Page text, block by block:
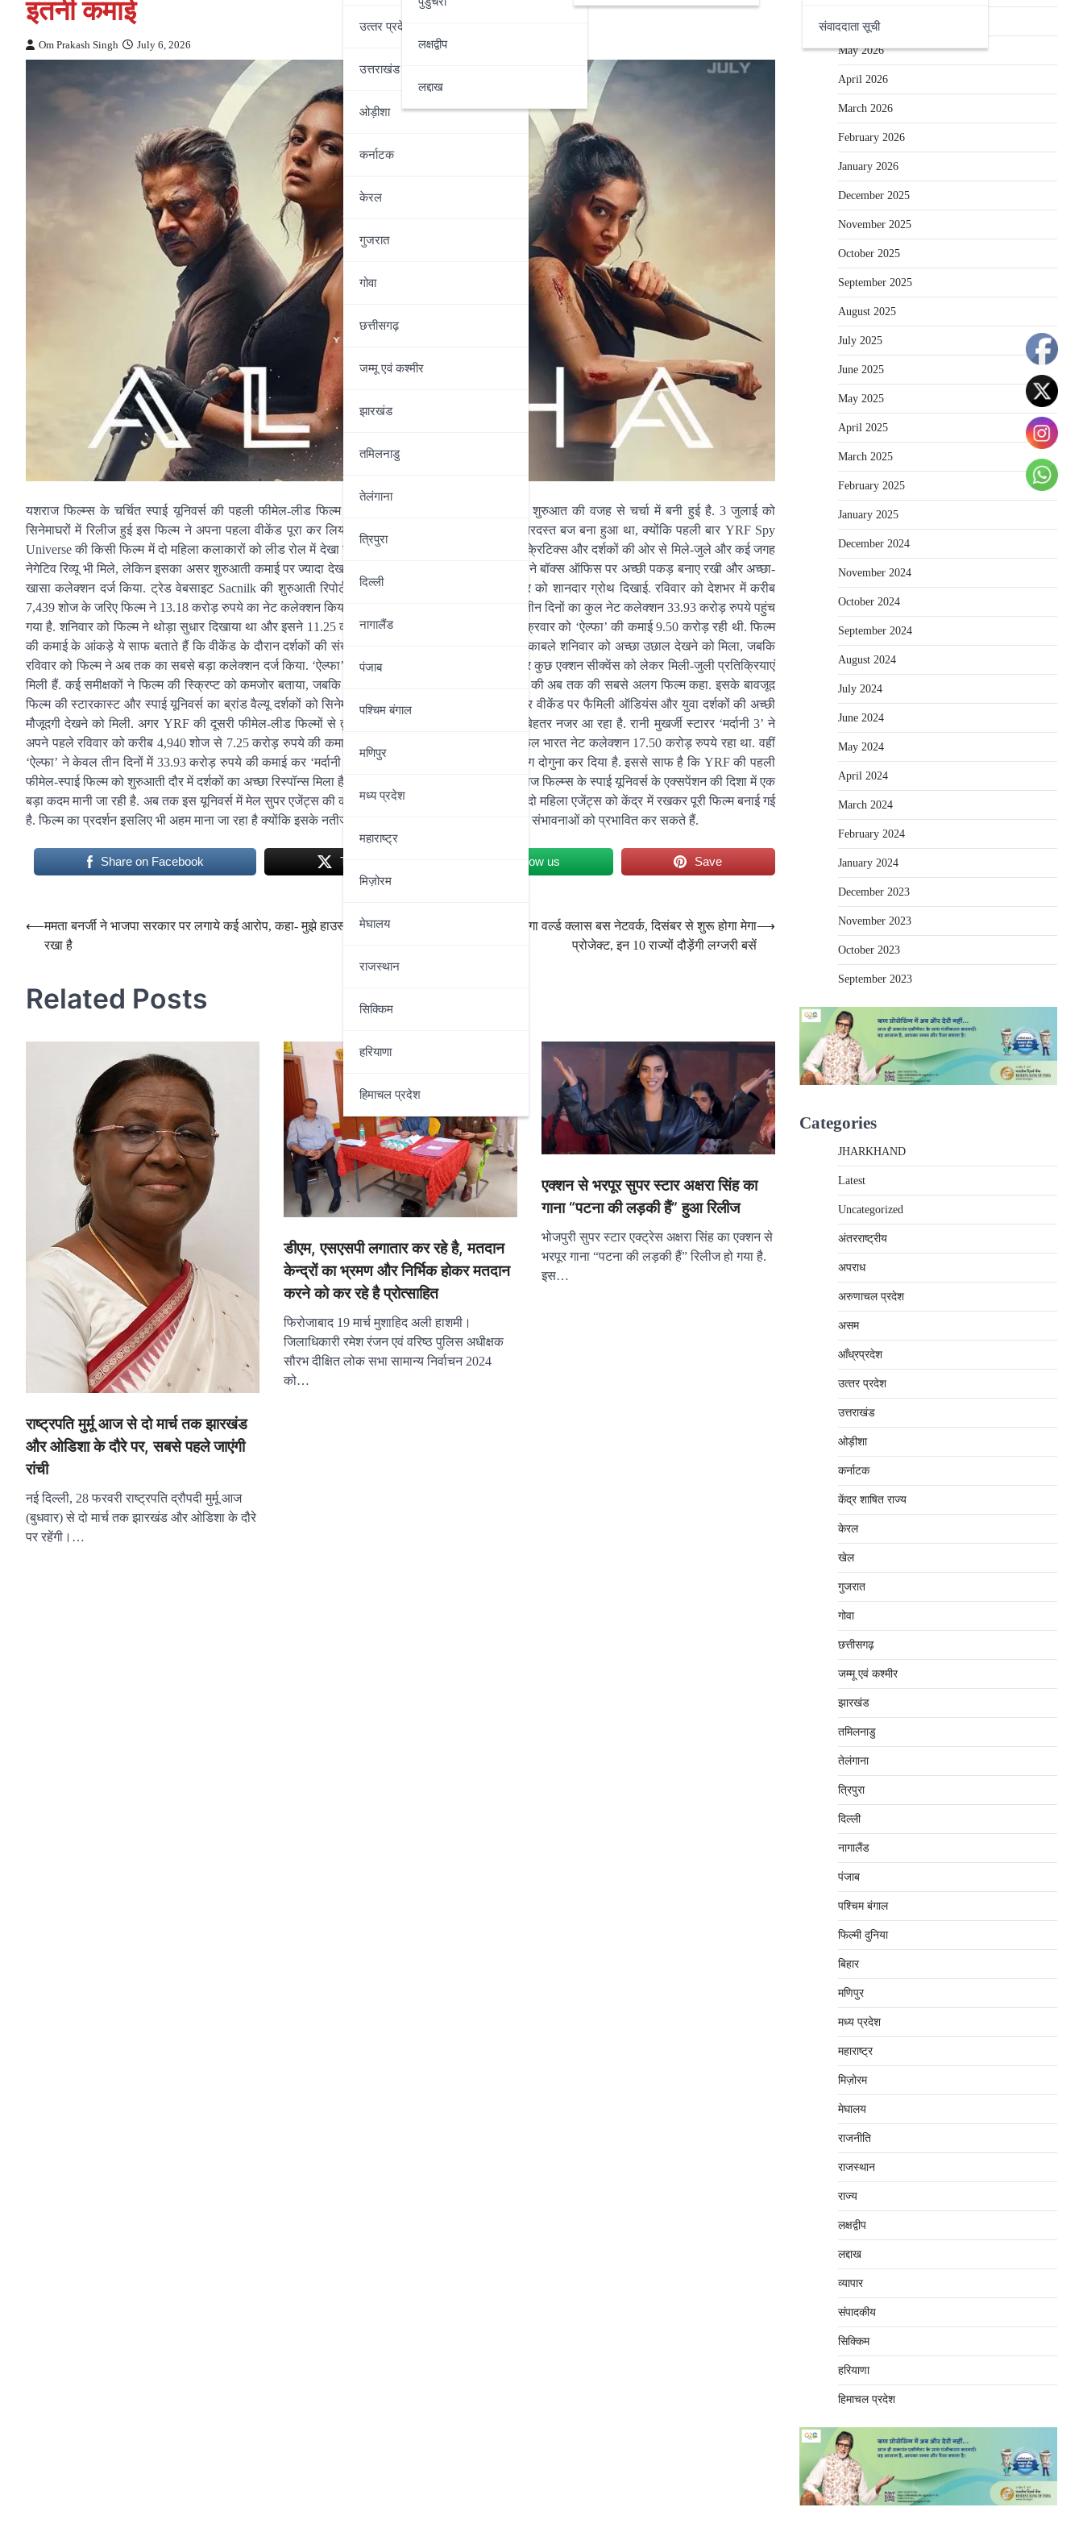
उत्‍तर प्रदेश
उत्तराखंड
ओड़ीशा
कर्नाटक
केरल
गुजरात
गोवा
छत्तीसगढ़
जम्‍मू एवं कश्‍मीर
झारखंड
तमिलनाडु
तेलंगाना
त्रिपुरा
दिल्‍ली
नागालैंड
पंजाब
पश्चिम बंगाल
मणिपुर
मध्‍य प्रदेश
महाराष्‍ट्र
मिज़ोरम
मेघालय
राजस्थान
सिक्किम
हरियाणा
हिमाचल प्रदेश
लक्षद्वीप
लद्दाख
संवाददाता सूची
इतनी कमाई
Om Prakash Singh July 6, 2026
यशराज फिल्म्स के चर्चित स्पाई यूनिवर्स की पहली फीमेल-लीड फिल्म ‘ऐल्फा’ बॉक्स ऑफिस पर अपनी मजबूत शुरुआत की वजह से चर्चा में बनी हुई है. 3 जुलाई को
सिनेमाघरों में रिलीज हुई इस फिल्म ने अपना पहला वीकेंड पूरा कर लिया है. रिलीज से पहले फिल्म को लेकर जबरदस्त बज बना हुआ था, क्योंकि पहली बार YRF Spy
Universe की किसी फिल्म में दो महिला कलाकारों को लीड रोल में देखा गया है. हालांकि रिलीज के बाद फिल्म को क्रिटिक्स और दर्शकों की ओर से मिले-जुले और कई जगह
नेगेटिव रिव्यू भी मिले, लेकिन इसका असर शुरुआती कमाई पर ज्यादा देखने को नहीं मिला. पहले तीन दिनों में फिल्म ने बॉक्स ऑफिस पर अच्छी पकड़ बनाए रखी और अच्छा-
खासा कलेक्शन दर्ज किया. ट्रेड वेबसाइट Sacnilk की शुरुआती रिपोर्ट के अनुसार, फिल्म ने अपने पहले रविवार को शानदार ग्रोथ दिखाई. रविवार को देशभर में करीब
7,439 शोज के जरिए फिल्म ने 13.18 करोड़ रुपये का नेट कलेक्शन किया. इसके साथ ही फिल्म का भारत में पहले तीन दिनों का कुल नेट कलेक्शन 33.93 करोड़ रुपये पहुंच
गया है. शनिवार को फिल्म ने थोड़ा सुधार दिखाया था और इसने 11.25 करोड़ कमाए थे, जबकि पहले दिन यानी शुक्रवार को ‘ऐल्फा’ की कमाई 9.50 करोड़ रही थी. फिल्म
की कमाई के आंकड़े ये साफ बताते हैं कि वीकेंड के दौरान दर्शकों की संख्या में लगातार बढ़ोतरी हुई. शुक्रवार के मुकाबले शनिवार को अच्छा उछाल देखने को मिला, जबकि
रविवार को फिल्म ने अब तक का सबसे बड़ा कलेक्शन दर्ज किया. ‘ऐल्फा’ को रिलीज के बाद कहानी, स्क्रीनप्ले और कुछ एक्शन सीक्वेंस को लेकर मिली-जुली प्रतिक्रियाएं
मिली हैं. कई समीक्षकों ने फिल्म की स्क्रिप्ट को कमजोर बताया, जबकि कुछ दर्शकों ने इसे YRF Spy Universe की अब तक की सबसे अलग फिल्म कहा. इसके बावजूद
फिल्म की स्टारकास्ट और स्पाई यूनिवर्स का ब्रांड वैल्यू दर्शकों को सिनेमाघरों तक खींचने में कामयाब रहा. खासकर वीकेंड पर फैमिली ऑडियंस और युवा दर्शकों की अच्छी
मौजूदगी देखने को मिली. अगर YRF की दूसरी फीमेल-लीड फिल्मों से तुलना करें तो ‘ऐल्फा’ का प्रदर्शन काफी बेहतर नजर आ रहा है. रानी मुखर्जी स्टारर ‘मर्दानी 3’ ने
अपने पहले रविवार को करीब 4,940 शोज से 7.25 करोड़ रुपये की कमाई की थी. फिल्म का पहले तीन दिनों का कुल भारत नेट कलेक्शन 17.50 करोड़ रुपये रहा था. वहीं
‘ऐल्फा’ ने केवल तीन दिनों में 33.93 करोड़ रुपये की कमाई कर ‘मर्दानी 3’ के शुरुआती वीकेंड कलेक्शन को लगभग दोगुना कर दिया है. इससे साफ है कि YRF की पहली
फीमेल-स्पाई फिल्म को शुरुआती दौर में दर्शकों का अच्छा रिस्पॉन्स मिला है. ‘ऐल्फा’ सिर्फ एक फिल्म नहीं बल्कि यशराज फिल्म्स के स्पाई यूनिवर्स के एक्सपेंशन की दिशा में एक
बड़ा कदम मानी जा रही है. अब तक इस यूनिवर्स में मेल सुपर एजेंट्स की कहानियां दिखाई गई थीं, लेकिन पहली बार दो महिला एजेंट्स को केंद्र में रखकर पूरी फिल्म बनाई गई
है. फिल्म का प्रदर्शन इसलिए भी अहम माना जा रहा है क्योंकि इसके नतीजे भविष्य में फीमेल-केंद्रित स्पाई फिल्मों की संभावनाओं को प्रभावित कर सकते हैं.
Share on Facebook Tweet Follow us Save
Post
navigation
⟵ममता बनर्जी ने भाजपा सरकार पर लगाये कई आरोप, कहा- मुझे हाउस अरेस्ट कर
रखा है
पटना समेत बिहार में बनेगा वर्ल्ड क्लास बस नेटवर्क, दिसंबर से शुरू होगा मेगा
प्रोजेक्ट, इन 10 राज्यों दौड़ेंगी लग्जरी बसें
⟶
Related Posts
राष्ट्रपति मुर्मू आज से दो मार्च तक झारखंड
और ओडिशा के दौरे पर, सबसे पहले जाएंगी
रांची
नई दिल्ली, 28 फरवरी राष्ट्रपति द्रौपदी मुर्मू आज
(बुधवार) से दो मार्च तक झारखंड और ओडिशा के दौरे
पर रहेंगी।…
डीएम, एसएसपी लगातार कर रहे है, मतदान
केन्द्रों का भ्रमण और निर्भिक होकर मतदान
करने को कर रहे है प्रोत्साहित
फिरोजाबाद 19 मार्च मुशाहिद अली हाशमी।
जिलाधिकारी रमेश रंजन एवं वरिष्ठ पुलिस अधीक्षक
सौरभ दीक्षित लोक सभा सामान्य निर्वाचन 2024
को…
एक्शन से भरपूर सुपर स्टार अक्षरा सिंह का
गाना “पटना की लड़की हैं” हुआ रिलीज
भोजपुरी सुपर स्टार एक्ट्रेस अक्षरा सिंह का एक्शन से
भरपूर गाना “पटना की लड़की हैं” रिलीज हो गया है.
इस…
June 2026
May 2026
April 2026
March 2026
February 2026
January 2026
December 2025
November 2025
October 2025
September 2025
August 2025
July 2025
June 2025
May 2025
April 2025
March 2025
February 2025
January 2025
December 2024
November 2024
October 2024
September 2024
August 2024
July 2024
June 2024
May 2024
April 2024
March 2024
February 2024
January 2024
December 2023
November 2023
October 2023
September 2023
Categories
JHARKHAND
Latest
Uncategorized
अंतरराष्‍ट्रीय
अपराध
अरुणाचल प्रदेश
असम
आँध्रप्रदेश
उत्‍तर प्रदेश
उत्तराखंड
ओड़ीशा
कर्नाटक
केंद्र शाषित राज्य
केरल
खेल
गुजरात
गोवा
छत्तीसगढ़
जम्‍मू एवं कश्‍मीर
झारखंड
तमिलनाडु
तेलंगाना
त्रिपुरा
दिल्‍ली
नागालैंड
पंजाब
पश्चिम बंगाल
फिल्मी दुनिया
बिहार
मणिपुर
मध्‍य प्रदेश
महाराष्‍ट्र
मिज़ोरम
मेघालय
राजनीति
राजस्थान
राज्य
लक्षद्वीप
लद्दाख
व्यापार
संपादकीय
सिक्किम
हरियाणा
हिमाचल प्रदेश